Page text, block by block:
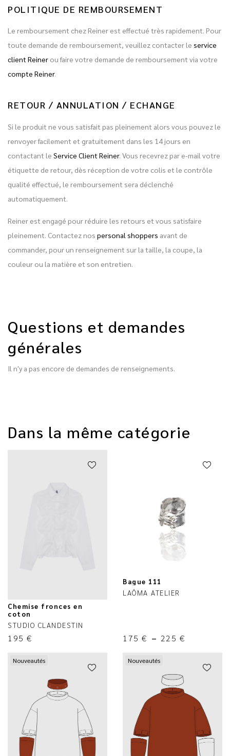
POLITIQUE DE REMBOURSEMENT
Le remboursement chez Reiner est effectué très rapidement. Pour
toute demande de remboursement, veuillez contacter le service
client Reiner ou faire votre demande de remboursement via votre
compte Reiner.
RETOUR / ANNULATION / ECHANGE
Si le produit ne vous satisfait pas pleinement alors vous pouvez le
renvoyer facilement et gratuitement dans les 14 jours en
contactant le Service Client Reiner. Vous recevrez par e-mail votre
étiquette de retour, dès réception de votre colis et le contrôle
qualité effectué, le remboursement sera déclenché
automatiquement.
Reiner est engagé pour réduire les retours et vous satisfaire
pleinement. Contactez nos personal shoppers avant de
commander, pour un renseignement sur la taille, la coupe, la
couleur ou la matière et son entretien.
Questions et demandes
générales
Il n'y a pas encore de demandes de renseignements.
Dans la même catégorie
Chemise fronces en
coton
STUDIO CLANDESTIN
195 €
Bague 111
LAÔMA ATELIER
175 € – 225 €
Nouveautés Nouveautés